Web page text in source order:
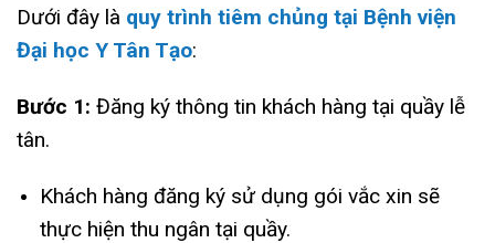
Dưới đây là quy trình tiêm chủng tại Bệnh viện
Đại học Y Tân Tạo:
Bước 1: Đăng ký thông tin khách hàng tại quầy lễ
tân.
Khách hàng đăng ký sử dụng gói vắc xin sẽ
thực hiện thu ngân tại quầy.